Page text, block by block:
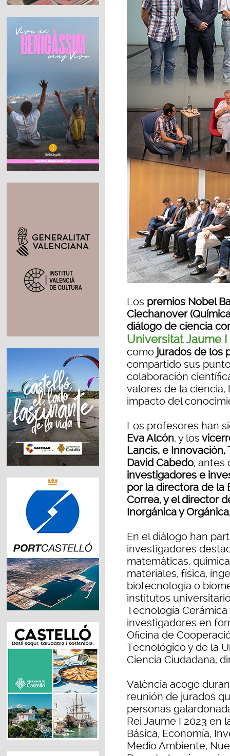
Los premios Nobel
Ciechanover
diálogo de ciencia
Universitat Jaume I
como jurados de los
compartido sus
colaboración
valores de la
impacto del
Los profesores han
Eva Alcón, y los
Lancis, e Innovación,
David Cabedo, antes
investigadores e
por la directora de la
Correa, y el director
Inorgánica y
En el diálogo han
investigadores
matemáticas,
materiales, física,
biotecnología o
institutos
Tecnología
investigadores en
Oficina de
Tecnológico y de la
Ciencia Ciudadana,
València acoge
reunión de jurados
personas
Rei Jaume I 2023 en
Básica, Economía,
Medio Ambiente,